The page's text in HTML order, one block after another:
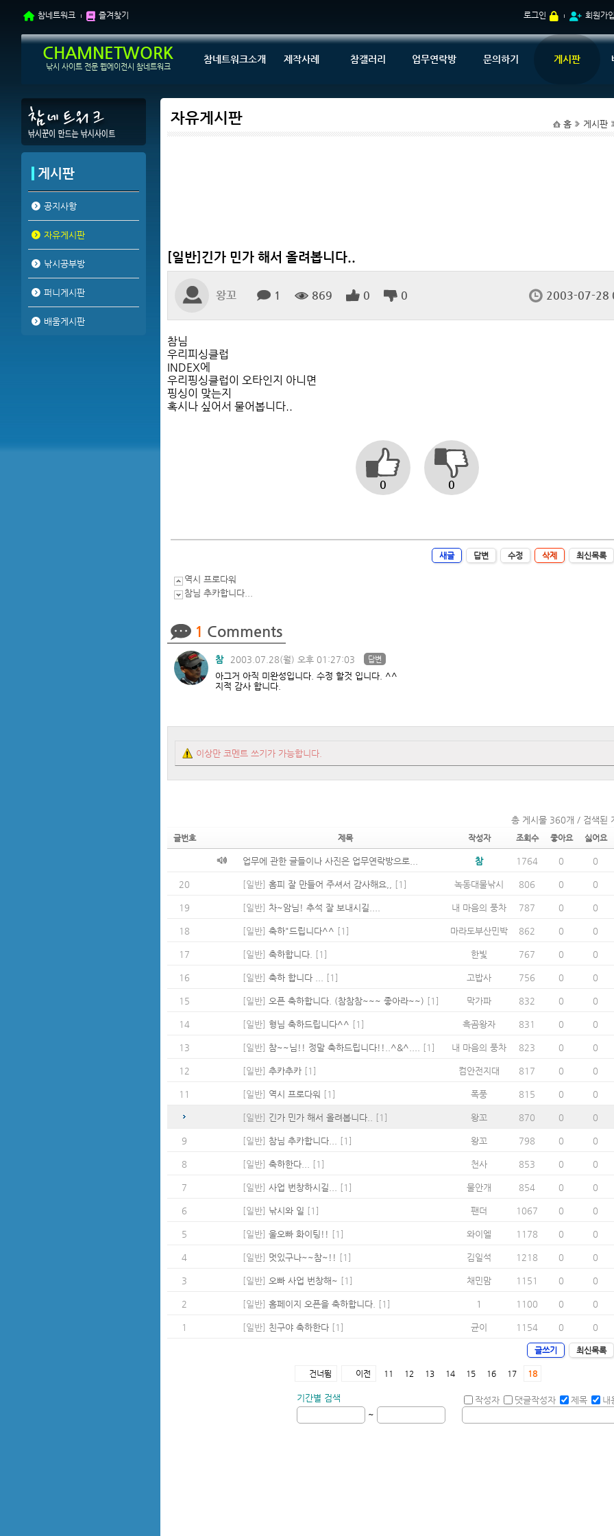
참네트워크 즐겨찾기 로그인 회원가
CHAMNETWORK
낚시 사이트 전문 웹에이전시 참네트워크
참네트워크소개 제작사례 참갤러리 업무연락방 문의하기 게시판
자유게시판 홈 게시판
게시판
공지사항
자유게시판
낚시공부방
퍼니게시판
배움게시판
[일반]긴가 민가 해서 올려봅니다..
왕꼬 1 869 0 0 2003-07-28
참님
우리피싱클럽
INDEX에
우리핑싱클럽이 오타인지 아니면
핑싱이 맞는지
혹시나 싶어서 물어봅니다..
0 0
새글 답변 수정 삭제 최신목록
역시 프로다워
참님 추카합니다...
1 Comments
참 2003.07.28(월) 오후 01:27:03 답변
아그거 아직 미완성입니다. 수정 할것 입니다. ^^
지적 감사 합니다.
이상만 코멘트 쓰기가 가능합니다.
총 게시물 360개 / 검색된
글번호 제목 작성자 조회수 좋아요 싫어요
업무에 관한 글들이나 사진은 업무연락방으로... 참 1764 0 0
20 [일반] 홈피 잘 만들어 주셔서 감사해요,, [1] 녹동대물낚시 806 0 0
19 [일반] 차~암님! 추석 잘 보내시길.... 내 마음의 풍차 787 0 0
18 [일반] 축하"드립니다^^ [1] 마라도부산민박 862 0 0
17 [일반] 축하합니다. [1] 한빛 767 0 0
16 [일반] 축하 합니다 ... [1] 고밥사 756 0 0
15 [일반] 오픈 축하합니다. (참참참~~~ 좋아라~~) [1] 막가파 832 0 0
14 [일반] 형님 축하드립니다^^ [1] 흑곰왕자 831 0 0
13 [일반] 참~~님!! 정말 축하드립니다!!..^&^.... [1] 내 마음의 풍차 823 0 0
12 [일반] 추카추카 [1] 컴안전지대 817 0 0
11 [일반] 역시 프로다워 [1] 폭풍 815 0 0
[일반] 긴가 민가 해서 올려봅니다.. [1] 왕꼬 870 0 0
9 [일반] 참님 추카합니다... [1] 왕꼬 798 0 0
8 [일반] 축하한다... [1] 천사 853 0 0
7 [일반] 사업 번창하시길... [1] 물안개 854 0 0
6 [일반] 낚시와 일 [1] 팬더 1067 0 0
5 [일반] 울오빠 화이팅!! [1] 와이엘 1178 0 0
4 [일반] 멋있구나~~참~!! [1] 김일석 1218 0 0
3 [일반] 오빠 사업 번창해~ [1] 채민맘 1151 0 0
2 [일반] 홈페이지 오픈을 축하합니다. [1] 1 1100 0 0
1 [일반] 친구야 축하한다 [1] 균이 1154 0 0
글쓰기 최신목록
건너뜀 이전 11 12 13 14 15 16 17 18
기간별 검색
~
작성자 댓글작성자 제목 내